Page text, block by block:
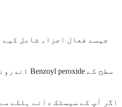
اگر آپ کے سیسٹک دانے ہلکے